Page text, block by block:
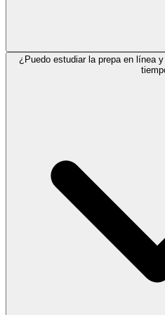
Con las ideas que te compartimos,
$200 a $2,000 pesos. La clave es
¿Puedo estudiar la prepa en línea